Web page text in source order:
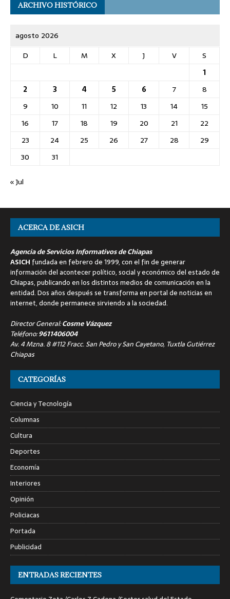
ARCHIVO HISTÓRICO
agosto 2026
D
L M X J V
S
1
2
3 4 5 6 7
8
9
10 11 12 13 14
15
16
17 18 19 20 21
22
23
24 25 26 27 28
29
30
31
« Jul
ACERCA DE ASICH
Agencia de Servicios Informativos de Chiapas
ASICH fundada en febrero de 1999, con el fin de generar
información del acontecer político, social y económico del estado de
Chiapas, publicando en los distintos medios de comunicación en la
entidad. Dos años después se transforma en portal de noticias en
internet, donde permanece sirviendo a la sociedad.
Director General:Cosme Vázquez
Teléfono:9611406004
Av. 4 Mzna. 8 #112 Fracc. San Pedro y San Cayetano, Tuxtla Gutiérrez
Chiapas
CATEGORÍAS
Ciencia y Tecnología
Columnas
Cultura
Deportes
Economía
Interiores
Opinión
Policiacas
Portada
Publicidad
ENTRADAS RECIENTES